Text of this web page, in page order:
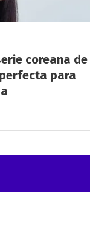
coreana de
para